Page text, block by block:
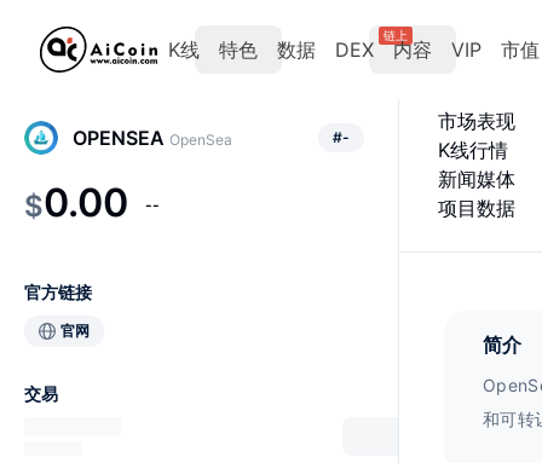
K线 特色 数据 DEX
链上
内容 VIP 市值
市场表现
K线行情
新闻媒体
项目数据
简介
和可转
OPENSEA OpenSea #-
$0.00 --
官方链接
官网
交易